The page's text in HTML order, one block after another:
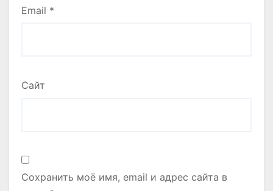
Email *
Сайт
Сохранить моё имя, email и адрес сайта в